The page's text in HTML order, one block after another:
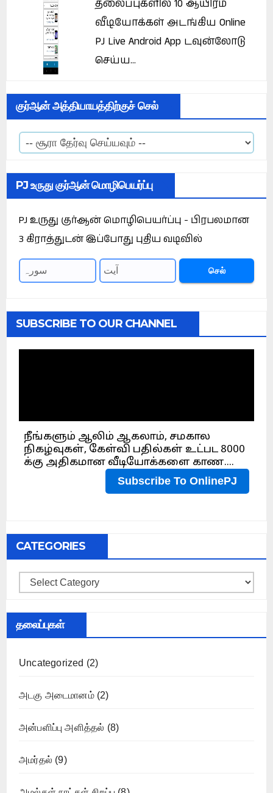
தலைப்புகளில் 10 ஆயிரம்
வீடியோக்கள் அடங்கிய Online
PJ Live Android App டவுன்லோடு
செய்ய...
குர்ஆன் அத்தியாயத்திற்குச் செல்
PJ உருது குர்ஆன் மொழிபெயர்ப்பு
PJ உருது குர்ஆன் மொழிபெயர்ப்பு - பிரபலமான
3 கிராத்துடன் இப்போது புதிய வடிவில்
செல்
SUBSCRIBE TO OUR CHANNEL
CATEGORIES
Categories
தலைப்புகள்
Uncategorized (2)
அடகு அடைமானம்(2)
அன்பளிப்பு அளித்தல் (8)
அமர்தல் (9)